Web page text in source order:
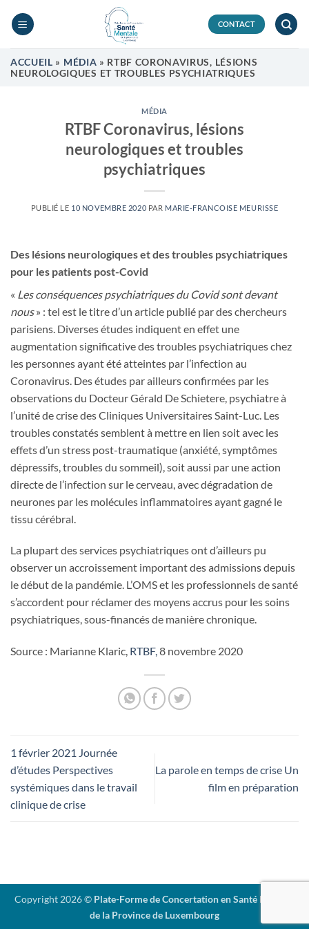
CONTACT
ACCUEIL » MÉDIA » RTBF CORONAVIRUS, LÉSIONS
NEUROLOGIQUES ET TROUBLES PSYCHIATRIQUES
MÉDIA
RTBF Coronavirus, lésions
neurologiques et troubles
psychiatriques
PUBLIÉ LE 10 NOVEMBRE 2020 PAR MARIE-FRANCOISE MEURISSE
Des lésions neurologiques et des troubles psychiatriques
pour les patients post-Covid
« Les conséquences psychiatriques du Covid sont devant
nous» : tel est le titre d’un article publié par des chercheurs
parisiens. Diverses études indiquent en effet une
augmentation significative des troubles psychiatriques chez
les personnes ayant été atteintes par l’infection au
Coronavirus. Des études par ailleurs confirmées par les
observations du Docteur Gérald De Schietere, psychiatre à
l’unité de crise des Cliniques Universitaires Saint-Luc. Les
troubles constatés semblent à mettre en lien soit avec les
effets d’un stress post-traumatique (anxiété, symptômes
dépressifs, troubles du sommeil), soit aussi par une action
directe de l’infection sur le cerveau, avec dégradation de
neurones par les molécules inflammatoires ayant gagné le
tissu cérébral.
La plupart des services psychiatriques ont d’ailleurs pu
observer un accroissement important des admissions depuis
le début de la pandémie. L’OMS et les professionnels de santé
s’accordent pour réclamer des moyens accrus pour les soins
psychiatriques, sous-financés de manière chronique.
Source : Marianne Klaric, RTBF,8 novembre 2020
1 février 2021 Journée
d’études Perspectives
systémiques dans le travail
clinique de crise
La parole en temps de crise Un
film en préparation
Copyright 2026 © Plate-Forme de Concertation en Santé Mentale
de la Province de Luxembourg